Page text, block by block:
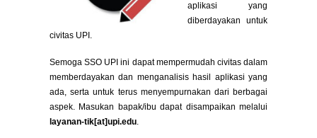
aplikasi yang
diberdayakan untuk
civitas UPI.
Semoga SSO UPI ini dapat mempermudah civitas dalam
memberdayakan dan menganalisis hasil aplikasi yang
ada, serta untuk terus menyempurnakan dari berbagai
aspek. Masukan bapak/ibu dapat disampaikan melalui
layanan-tik[at]upi.edu.